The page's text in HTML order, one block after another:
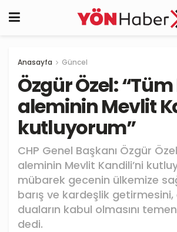
Anasayfa Güncel
Özgür Özel:
aleminin Mevlit
kutluyorum”
CHP Genel Başkanı Özgür
aleminin Mevlit Kandili’ni
mübarek gecenin ülkemize
barış ve kardeşlik getirmesini,
duaların kabul olmasını
dedi.